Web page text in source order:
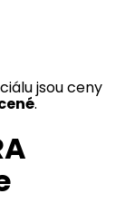
jsou ceny
.